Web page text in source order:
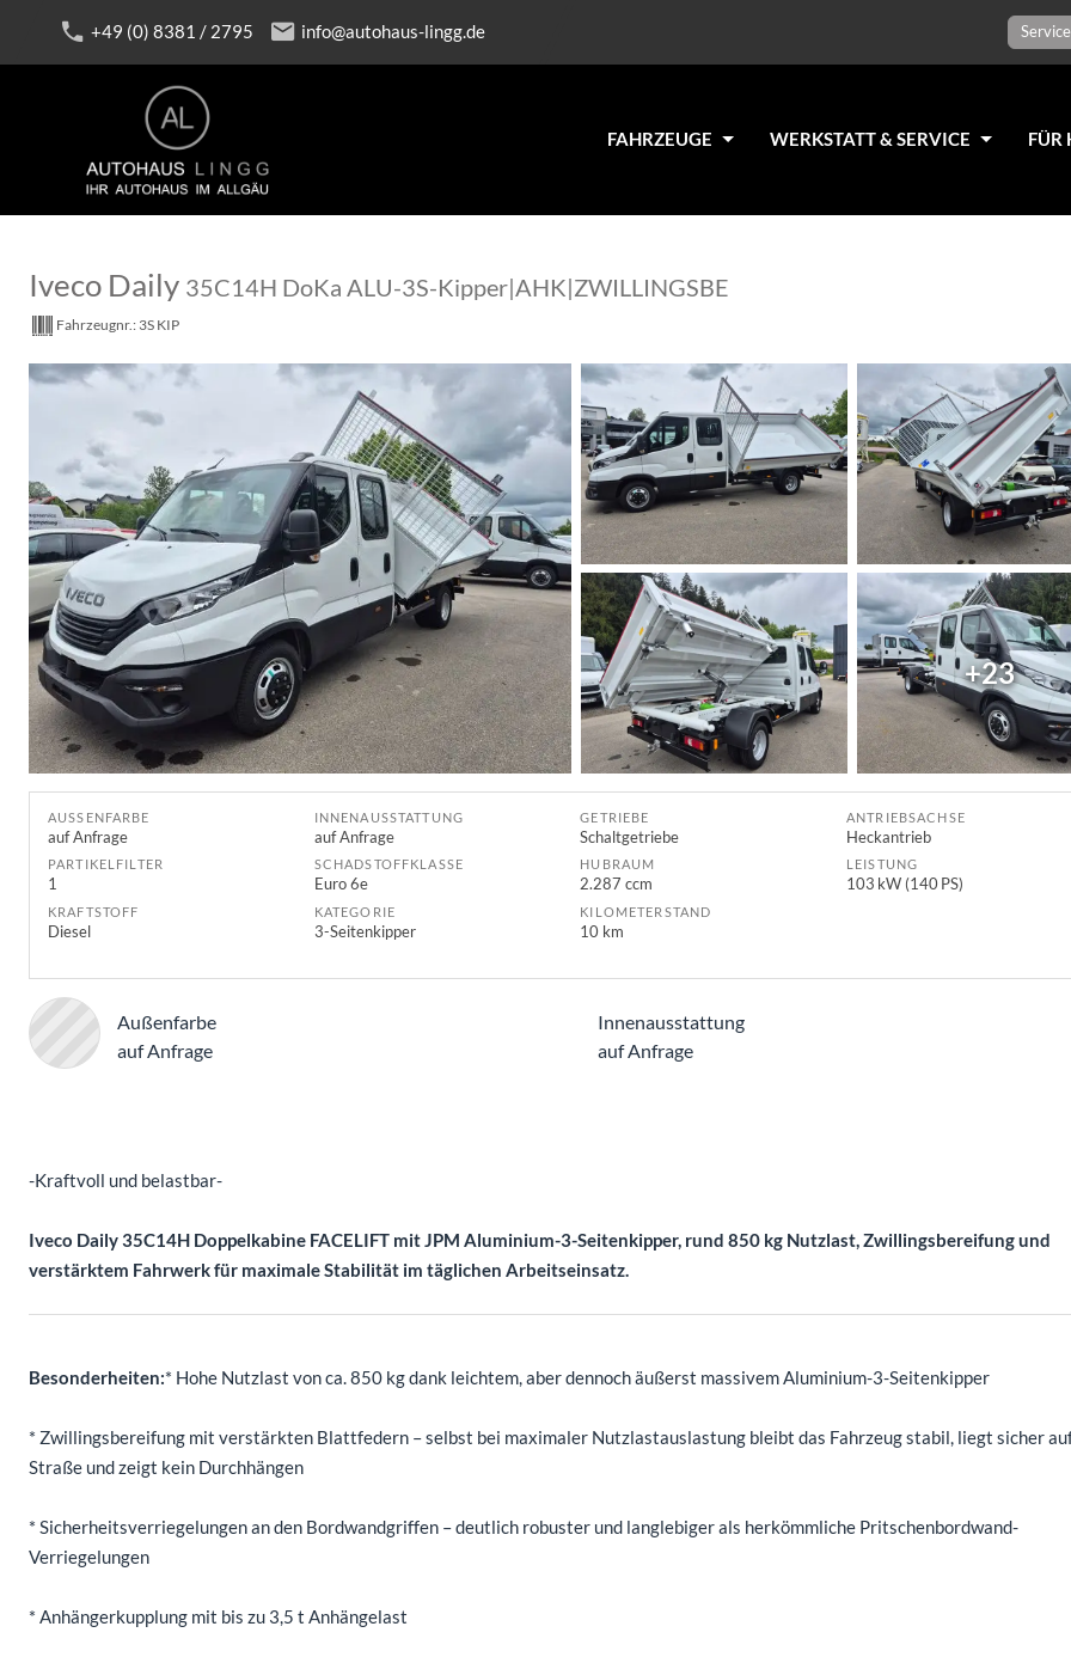
+49 (0) 8381 / 2795 info@autohaus-lingg.de
FAHRZEUGE WERKSTATT & SERVICE FÜR
Iveco Daily 35C14H DoKa ALU-3S-Kipper|AHK|ZWILLINGSBE
Fahrzeugnr.: 3S KIP
+23
AUSSENFARBE
auf Anfrage
INNENAUSSTATTUNG
auf Anfrage
GETRIEBE
Schaltgetriebe
ANTRIEBSACHSE
Heckantrieb
PARTIKELFILTER
1
SCHADSTOFFKLASSE
Euro 6e
HUBRAUM
2.287 ccm
LEISTUNG
103 kW (140 PS)
KRAFTSTOFF
Diesel
KATEGORIE
3-Seitenkipper
KILOMETERSTAND
10 km
Außenfarbe
auf Anfrage
Innenausstattung
auf Anfrage
-Kraftvoll und belastbar-
Iveco Daily 35C14H Doppelkabine FACELIFT mit JPM Aluminium-3-Seitenkipper, rund 850 kg Nutzlast, Zwillingsbereifung und
verstärktem Fahrwerk für maximale Stabilität im täglichen Arbeitseinsatz.
Besonderheiten:* Hohe Nutzlast von ca. 850 kg dank leichtem, aber dennoch äußerst massivem Aluminium-3-Seitenkipper
* Zwillingsbereifung mit verstärkten Blattfedern – selbst bei maximaler Nutzlastauslastung bleibt das Fahrzeug stabil, liegt sicher
Straße und zeigt kein Durchhängen
* Sicherheitsverriegelungen an den Bordwandgriffen – deutlich robuster und langlebiger als herkömmliche Pritschenbordwand-
Verriegelungen
* Anhängerkupplung mit bis zu 3,5 t Anhängelast